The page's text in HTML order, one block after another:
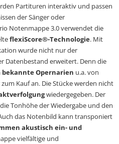
Partituren interaktiv und passen
der Sänger oder
Notenmappe 3.0 verwendet die
flexiScore®-Technologie. Mit
wurde nicht nur der
Datenbestand erweitert. Denn die
bekannte Opernarien u.a. von
Kauf an. Die Stücke werden nicht
wiedergegeben. Der
Tonhöhe der Wiedergabe und den
das Notenbild kann transponiert
akustisch ein- und
vielfältige und